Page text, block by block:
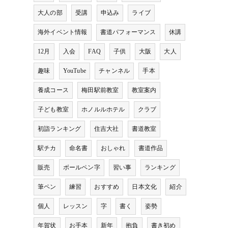
大人の部 受講 申込み ライブ
海外イベント情報 書道パフォーマンス 休講
12月 入会 FAQ 子供 大阪 大人
趣味 YouTube チャンネル 手本
養成コース 梅田駅前教室 教室案内
子ども教室 ホノルルホテル クラブ
初詣ランキング 住吉大社 書道教室
駅チカ 命名書 おしゃれ 書道作品
販売 ボールペン字 習い事 ランキング
筆ペン 練習 おすすめ 日本文化 紹介
個人 レッスン 字 書く 姿勢
年賀状 お手本 新年 抱負 書き初め